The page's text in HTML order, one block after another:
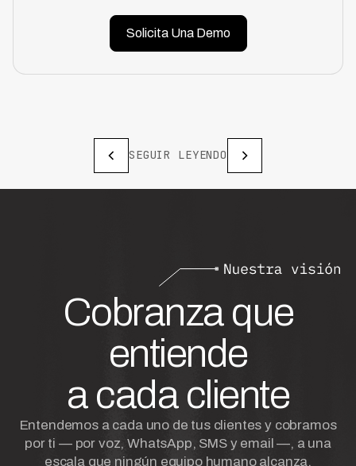
Solicita Una Demo
SEGUIR LEYENDO
Cobranza que
entiende
a cada cliente
Entendemos a cada uno de tus clientes y cobramos
por ti — por voz, WhatsApp, SMS y email —, a una
escala que ningún equipo humano alcanza.